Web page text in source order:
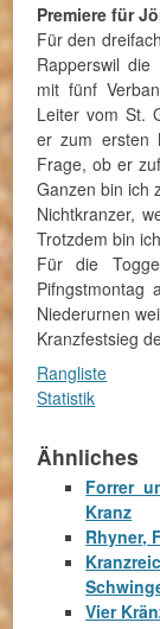
Premiere für
Für den
Rapperswil die
mit fünf
Leiter vom St.
er zum ersten
Frage, ob er
Ganzen bin ich
Nichtkranzer,
Trotzdem bin
Für die
Pifngstmontag
Niederurnen
Kranzfestsieg
Rangliste
Statistik
Ähnliches
Forrer
Kranz
Rhyner,
Vier